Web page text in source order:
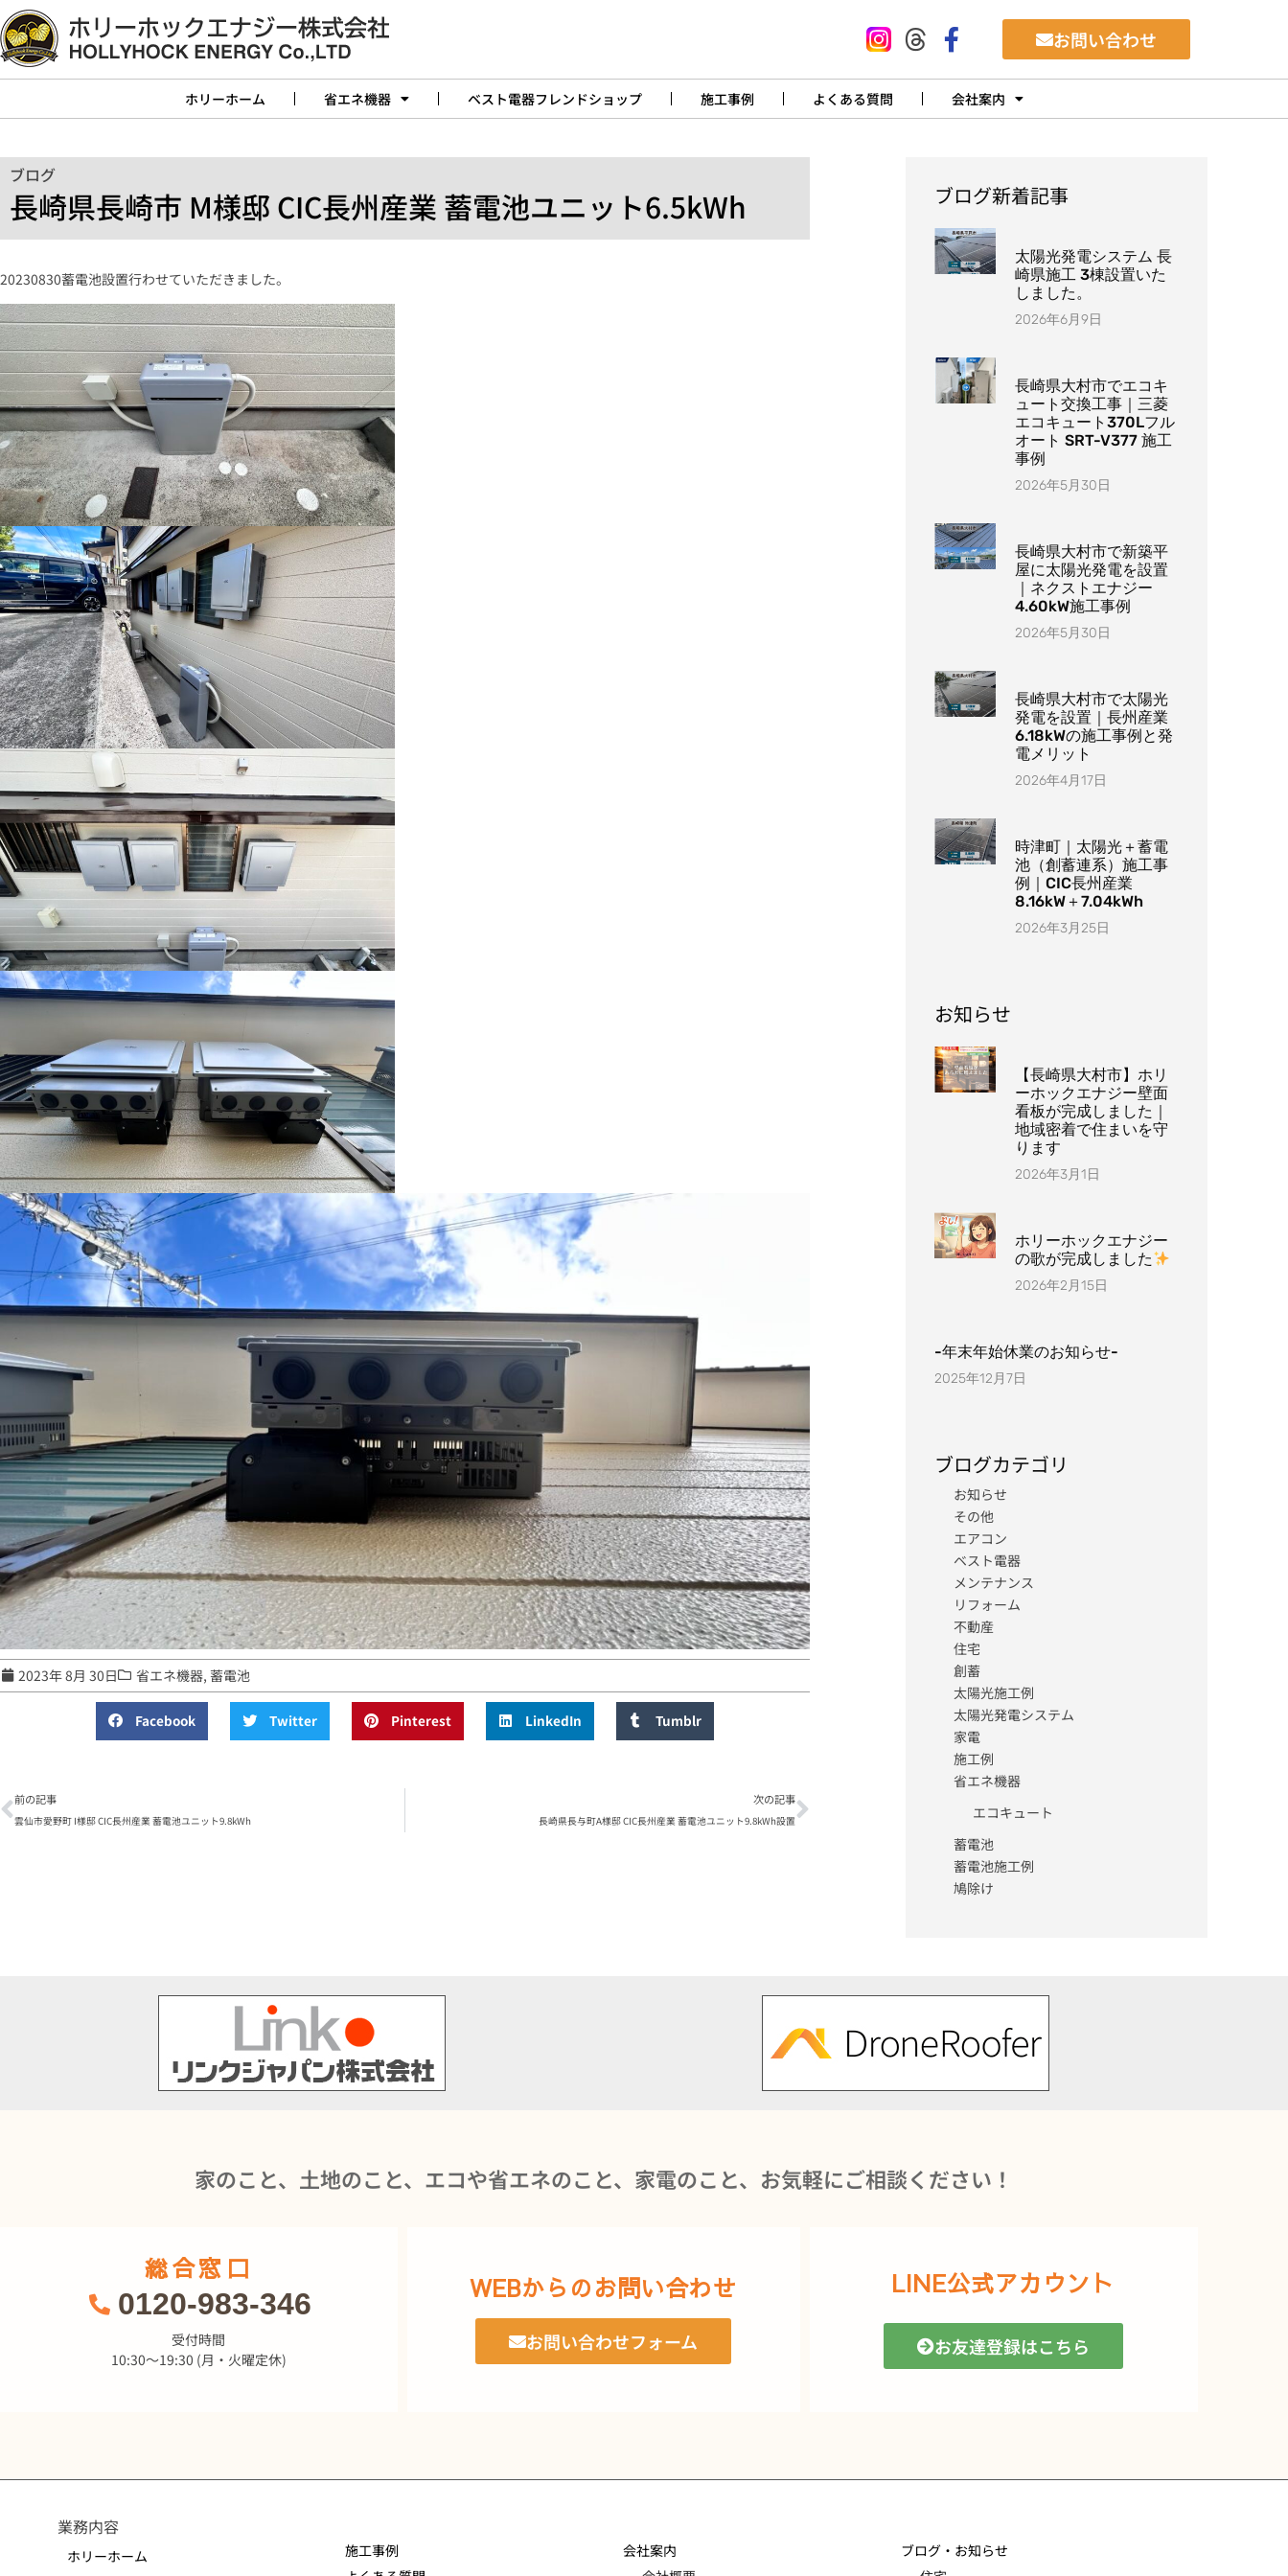
お問い合わせ
ホリーホーム 省エネ機器 ベスト電器フレンドショップ 施工事例 よくある質問 会社案内
ブログ
長崎県長崎市 M様邸 CIC長州産業 蓄電池ユニット6.5kWh
20230830蓄電池設置行わせていただきました。
2023年 8月 30日 省エネ機器, 蓄電池
Facebook Twitter Pinterest LinkedIn Tumblr
前の記事
雲仙市愛野町 I様邸 CIC長州産業 蓄電池ユニット9.8kWh
次の記事
長崎県長与町A様邸 CIC長州産業 蓄電池ユニット9.8kWh設置
ブログ新着記事
太陽光発電システム 長
崎県施工 3棟設置いた
しました。
2026年6月9日
長崎県大村市でエコキ
ュート交換工事｜三菱
エコキュート370Lフル
オート SRT-V377 施工
事例
2026年5月30日
長崎県大村市で新築平
屋に太陽光発電を設置
｜ネクストエナジー
4.60kW施工事例
2026年5月30日
長崎県大村市で太陽光
発電を設置｜長州産業
6.18kWの施工事例と発
電メリット
2026年4月17日
時津町｜太陽光＋蓄電
池（創蓄連系）施工事
例｜CIC長州産業
8.16kW＋7.04kWh
2026年3月25日
お知らせ
【長崎県大村市】ホリ
ーホックエナジー壁面
看板が完成しました｜
地域密着で住まいを守
ります
2026年3月1日
ホリーホックエナジー
の歌が完成しました
2026年2月15日
-年末年始休業のお知らせ-
2025年12月7日
ブログカテゴリ
お知らせ
その他
エアコン
ベスト電器
メンテナンス
リフォーム
不動産
住宅
創蓄
太陽光施工例
太陽光発電システム
家電
施工例
省エネ機器
エコキュート
蓄電池
蓄電池施工例
鳩除け
家のこと、土地のこと、エコや省エネのこと、家電のこと、お気軽にご相談ください！
総合窓口
0120-983-346
受付時間
10:30～19:30 (月・火曜定休)
WEBからのお問い合わせ
お問い合わせフォーム
LINE公式アカウント
お友達登録はこちら
業務内容
ホリーホーム
施工事例
会社案内
ブログ・お知らせ